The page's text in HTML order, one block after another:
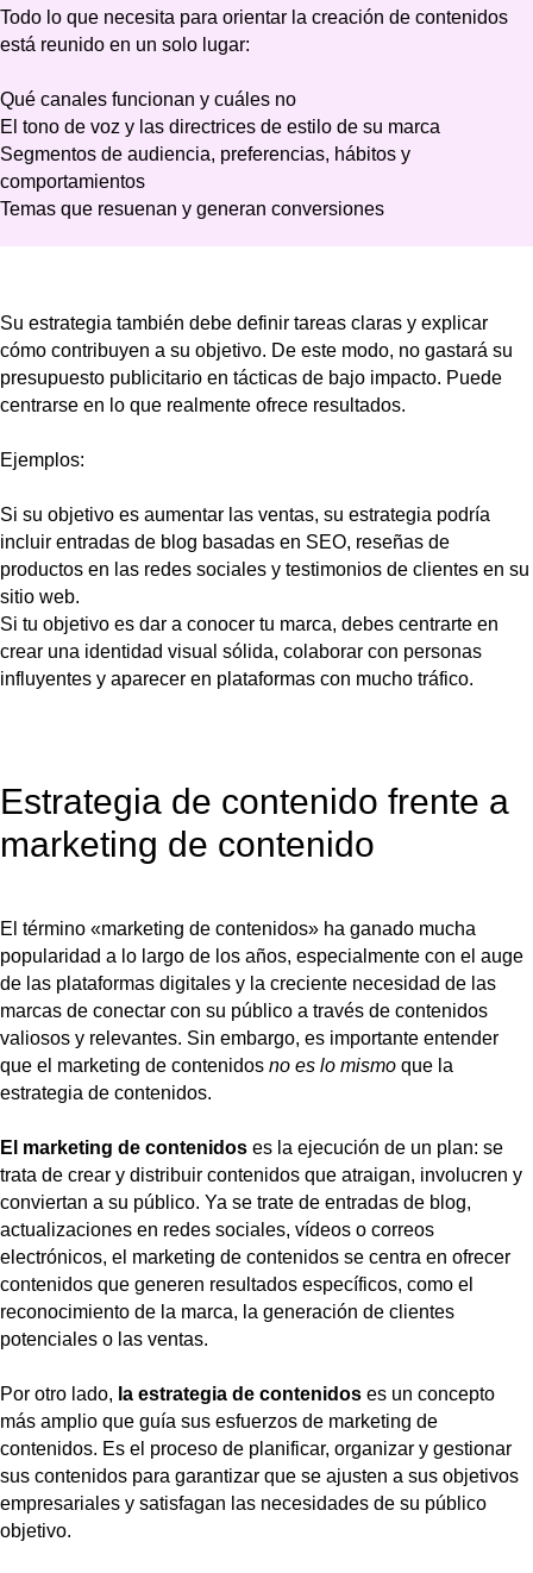
Todo lo que necesita para orientar la creación de contenidos
está reunido en un solo lugar:
Qué canales funcionan y cuáles no
El tono de voz y las directrices de estilo de su marca
Segmentos de audiencia, preferencias, hábitos y
comportamientos
Temas que resuenan y generan conversiones
Su estrategia también debe definir tareas claras y explicar
cómo contribuyen a su objetivo. De este modo, no gastará su
presupuesto publicitario en tácticas de bajo impacto. Puede
centrarse en lo que realmente ofrece resultados.
Ejemplos:
Si su objetivo es aumentar las ventas, su estrategia podría
incluir entradas de blog basadas en SEO, reseñas de
productos en las redes sociales y testimonios de clientes en su
sitio web.
Si tu objetivo es dar a conocer tu marca, debes centrarte en
crear una identidad visual sólida, colaborar con personas
influyentes y aparecer en plataformas con mucho tráfico.
Estrategia de contenido frente a
marketing de contenido
El término «marketing de contenidos» ha ganado mucha
popularidad a lo largo de los años, especialmente con el auge
de las plataformas digitales y la creciente necesidad de las
marcas de conectar con su público a través de contenidos
valiosos y relevantes. Sin embargo, es importante entender
que el marketing de contenidos no es lo mismo que la
estrategia de contenidos.
El marketing de contenidos es la ejecución de un plan: se
trata de crear y distribuir contenidos que atraigan, involucren y
conviertan a su público. Ya se trate de entradas de blog,
actualizaciones en redes sociales, vídeos o correos
electrónicos, el marketing de contenidos se centra en ofrecer
contenidos que generen resultados específicos, como el
reconocimiento de la marca, la generación de clientes
potenciales o las ventas.
Por otro lado, la estrategia de contenidos es un concepto
más amplio que guía sus esfuerzos de marketing de
contenidos. Es el proceso de planificar, organizar y gestionar
sus contenidos para garantizar que se ajusten a sus objetivos
empresariales y satisfagan las necesidades de su público
objetivo.